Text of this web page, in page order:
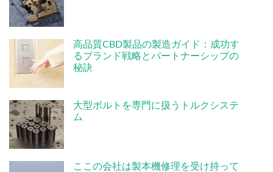
高品質CBD製品の製造ガイド：成功す
るブランド戦略とパートナーシップの
秘訣
大型ボルトを専門に扱うトルクシステ
ム
ここの会社は製本機修理を受け持って